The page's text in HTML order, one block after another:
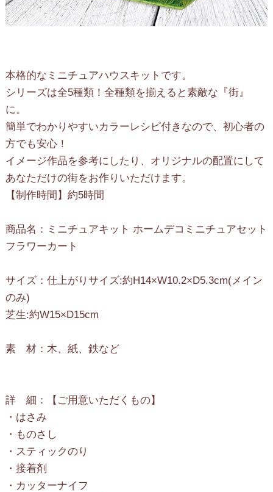
本格的なミニチュアハウスキットです。
シリーズは全5種類！全種類を揃えると素敵な『街』
に。
簡単でわかりやすいカラーレシピ付きなので、初心者の
方でも安心！
イメージ作品を参考にしたり、オリジナルの配置にして
あなただけの街をお作りいただけます。
【制作時間】約5時間
商品名：ミニチュアキット ホームデコミニチュアセット
フラワーカート
サイズ：仕上がりサイズ:約H14×W10.2×D5.3cm(メイン
のみ)
芝生:約W15×D15cm
素 材：木、紙、鉄など
詳 細：【ご用意いただくもの】
・はさみ
・ものさし
・スティックのり
・接着剤
・カッターナイフ